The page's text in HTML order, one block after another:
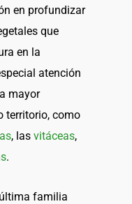
en profundizar
que
en la
atención
mayor
territorio, como
, las vitáceas,
.
familia